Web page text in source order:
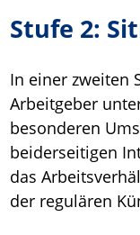
Stufe 2:
In einer zweiten
Arbeitgeber
besonderen
beiderseitigen
das
der regulären